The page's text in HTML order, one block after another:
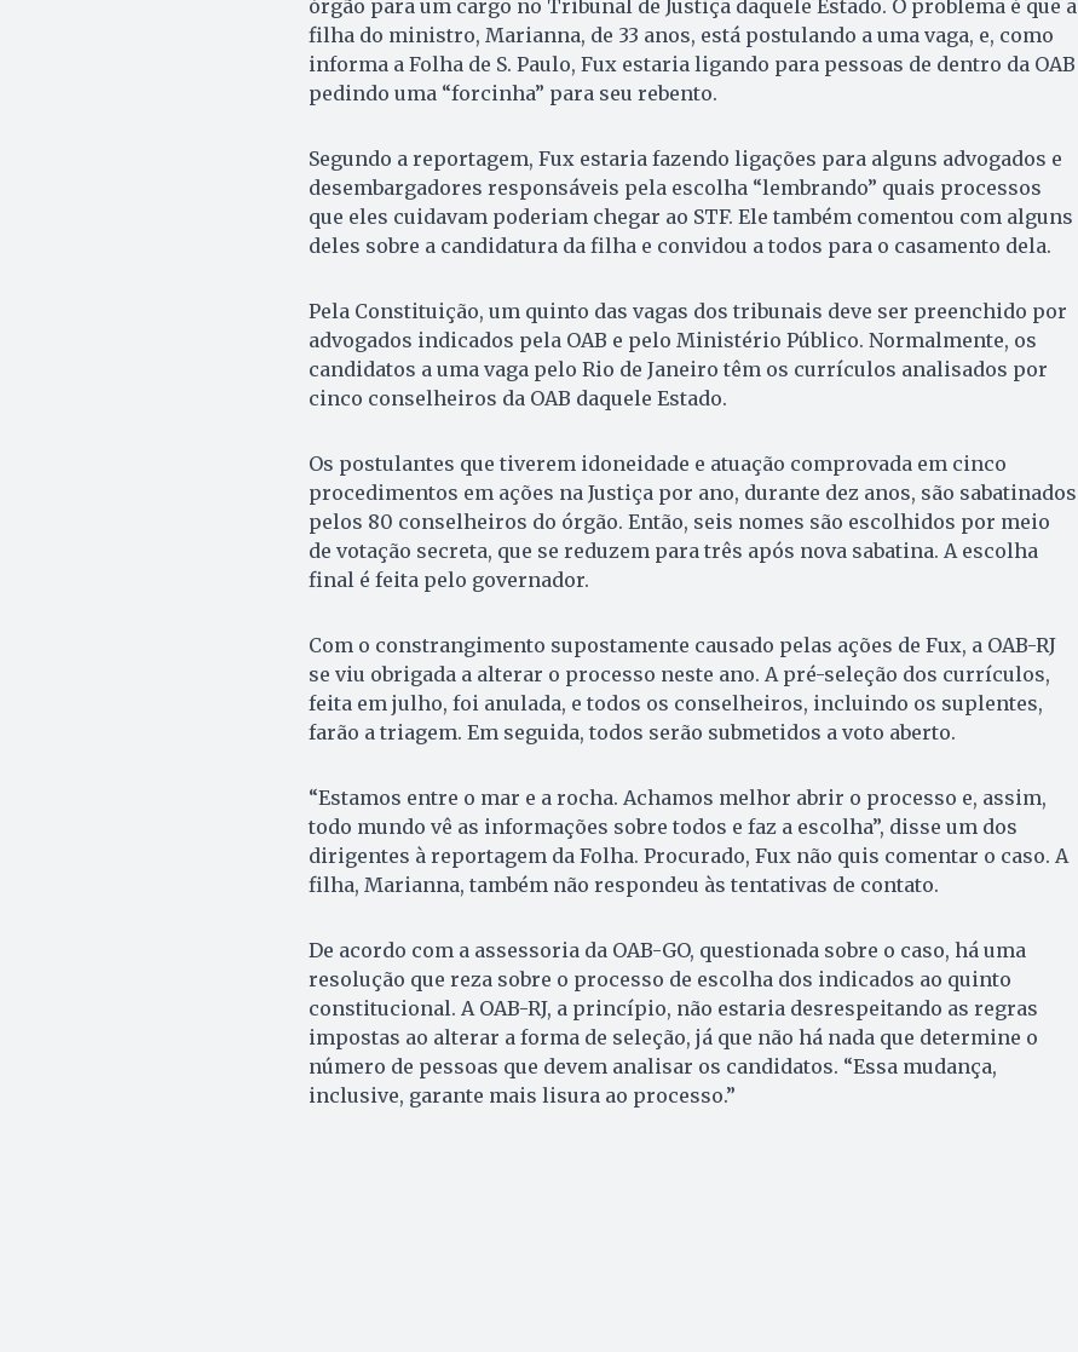
órgão para um cargo no Tribunal de Justiça daquele Estado. O problema é que a
filha do ministro, Marianna, de 33 anos, está postulando a uma vaga, e, como
informa a Folha de S. Paulo, Fux estaria ligando para pessoas de dentro da OAB
pedindo uma “forcinha” para seu rebento.
Segundo a reportagem, Fux estaria fazendo ligações para alguns advogados e
desembargadores responsáveis pela escolha “lembrando” quais processos
que eles cuidavam poderiam chegar ao STF. Ele também comentou com alguns
deles sobre a candidatura da filha e convidou a todos para o casamento dela.
Pela Constituição, um quinto das vagas dos tribunais deve ser preenchido por
advogados indicados pela OAB e pelo Ministério Público. Normalmente, os
candidatos a uma vaga pelo Rio de Janeiro têm os currículos analisados por
cinco conselheiros da OAB daquele Estado.
Os postulantes que tiverem idoneidade e atuação comprovada em cinco
procedimentos em ações na Justiça por ano, durante dez anos, são sabatinados
pelos 80 conselheiros do órgão. Então, seis nomes são escolhidos por meio
de votação secreta, que se reduzem para três após nova sabatina. A escolha
final é feita pelo governador.
Com o constrangimento supostamente causado pelas ações de Fux, a OAB-RJ
se viu obrigada a alterar o processo neste ano. A pré-seleção dos currículos,
feita em julho, foi anulada, e todos os conselheiros, incluindo os suplentes,
farão a triagem. Em seguida, todos serão submetidos a voto aberto.
“Estamos entre o mar e a rocha. Achamos melhor abrir o processo e, assim,
todo mundo vê as informações sobre todos e faz a escolha”, disse um dos
dirigentes à reportagem da Folha. Procurado, Fux não quis comentar o caso. A
filha, Marianna, também não respondeu às tentativas de contato.
De acordo com a assessoria da OAB-GO, questionada sobre o caso, há uma
resolução que reza sobre o processo de escolha dos indicados ao quinto
constitucional. A OAB-RJ, a princípio, não estaria desrespeitando as regras
impostas ao alterar a forma de seleção, já que não há nada que determine o
número de pessoas que devem analisar os candidatos. “Essa mudança,
inclusive, garante mais lisura ao processo.”